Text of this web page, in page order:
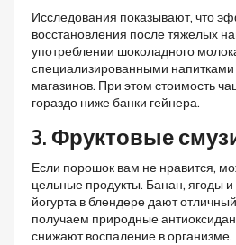
Исследования показывают, что
восстановления после тяжелых
употреблении шоколадного
специализированными напитками
магазинов. При этом стоимость
гораздо ниже банки гейнера.
3. Фруктовые
Если порошок вам не нравится,
цельные продукты. Банан, ягоды и
йогурта в блендере дают
получаем природные
снижают воспаление в организме.